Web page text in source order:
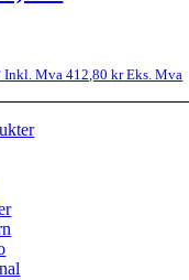
Inkl. Mva412,80krEks. Mva